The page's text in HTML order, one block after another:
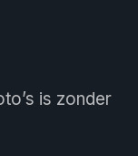
is zonder